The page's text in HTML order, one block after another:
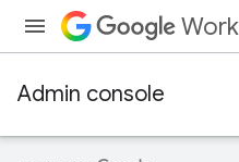
Admin console